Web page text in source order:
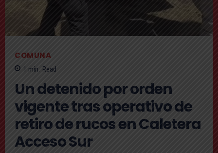
COMUNA
1 min. Read
Un detenido por orden
vigente tras operativo de
retiro de rucos en Caletera
Acceso Sur